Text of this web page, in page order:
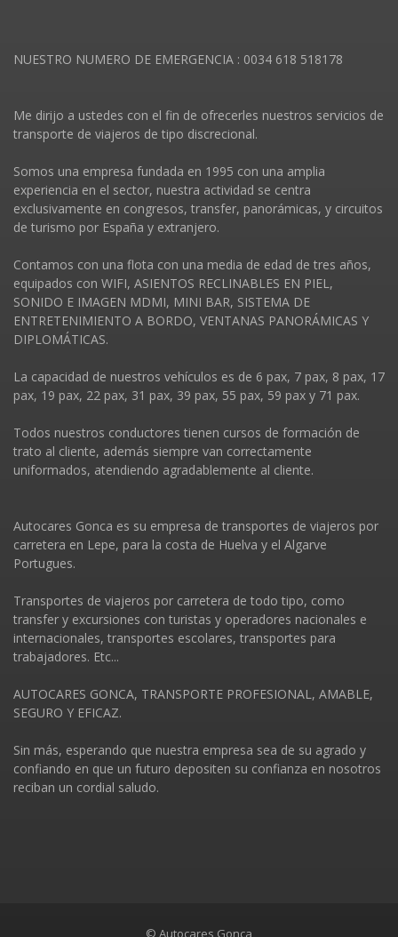
NUESTRO NUMERO DE EMERGENCIA : 0034 618 518178
Me dirijo a ustedes con el fin de ofrecerles nuestros servicios de
transporte de viajeros de tipo discrecional.
Somos una empresa fundada en 1995 con una amplia
experiencia en el sector, nuestra actividad se centra
exclusivamente en congresos, transfer, panorámicas, y circuitos
de turismo por España y extranjero.
Contamos con una flota con una media de edad de tres años,
equipados con WIFI, ASIENTOS RECLINABLES EN PIEL,
SONIDO E IMAGEN MDMI, MINI BAR, SISTEMA DE
ENTRETENIMIENTO A BORDO, VENTANAS PANORÁMICAS Y
DIPLOMÁTICAS.
La capacidad de nuestros vehí­culos es de 6 pax, 7 pax, 8 pax, 17
pax, 19 pax, 22 pax, 31 pax, 39 pax, 55 pax, 59 pax y 71 pax.
Todos nuestros conductores tienen cursos de formación de
trato al cliente, además siempre van correctamente
uniformados, atendiendo agradablemente al cliente.
Autocares Gonca es su empresa de transportes de viajeros por
carretera en Lepe, para la costa de Huelva y el Algarve
Portugues.
Transportes de viajeros por carretera de todo tipo, como
transfer y excursiones con turistas y operadores nacionales e
internacionales, transportes escolares, transportes para
trabajadores. Etc...
AUTOCARES GONCA, TRANSPORTE PROFESIONAL, AMABLE,
SEGURO Y EFICAZ.
Sin más, esperando que nuestra empresa sea de su agrado y
confiando en que un futuro depositen su confianza en nosotros
reciban un cordial saludo.
© Autocares Gonca